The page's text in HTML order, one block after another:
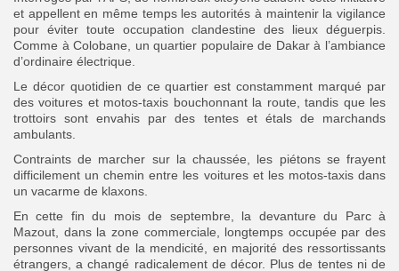
et appellent en même temps les autorités à maintenir la vigilance
pour éviter toute occupation clandestine des lieux déguerpis.
Comme à Colobane, un quartier populaire de Dakar à l’ambiance
d’ordinaire électrique.
Le décor quotidien de ce quartier est constamment marqué par
des voitures et motos-taxis bouchonnant la route, tandis que les
trottoirs sont envahis par des tentes et étals de marchands
ambulants.
Contraints de marcher sur la chaussée, les piétons se frayent
difficilement un chemin entre les voitures et les motos-taxis dans
un vacarme de klaxons.
En cette fin du mois de septembre, la devanture du Parc à
Mazout, dans la zone commerciale, longtemps occupée par des
personnes vivant de la mendicité, en majorité des ressortissants
étrangers, a changé radicalement de décor. Plus de tentes ni de